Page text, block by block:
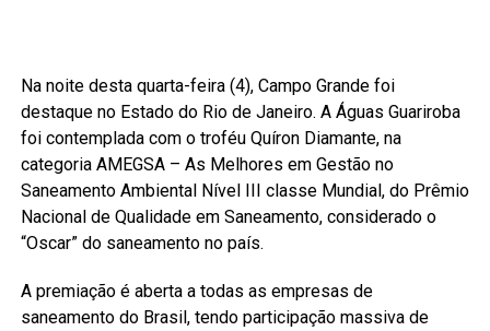
Na noite desta quarta-feira (4), Campo Grande foi
destaque no Estado do Rio de Janeiro. A Águas Guariroba
foi contemplada com o troféu Quíron Diamante, na
categoria AMEGSA – As Melhores em Gestão no
Saneamento Ambiental Nível III classe Mundial, do Prêmio
Nacional de Qualidade em Saneamento, considerado o
“Oscar” do saneamento no país.
A premiação é aberta a todas as empresas de
saneamento do Brasil, tendo participação massiva de